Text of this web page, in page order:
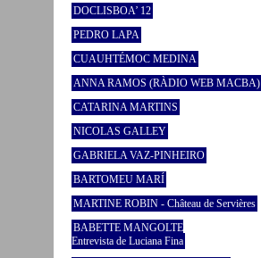
DOCLISBOA’ 12
PEDRO LAPA
CUAUHTÉMOC MEDINA
ANNA RAMOS (RÀDIO WEB MACBA)
CATARINA MARTINS
NICOLAS GALLEY
GABRIELA VAZ-PINHEIRO
BARTOMEU MARÍ
MARTINE ROBIN - Château de Servières
BABETTE MANGOLTE
Entrevista de Luciana Fina